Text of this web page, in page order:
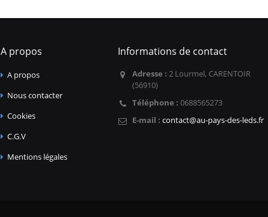
A propos
A propos
Nous contacter
Cookies
C.G.V
Mentions légales
Informations de contact
Adresse : 2 Lourmel, CARENTOIR
(56910)
Téléphone : 0688565273
E-mail : contact@au-pays-des-leds.fr